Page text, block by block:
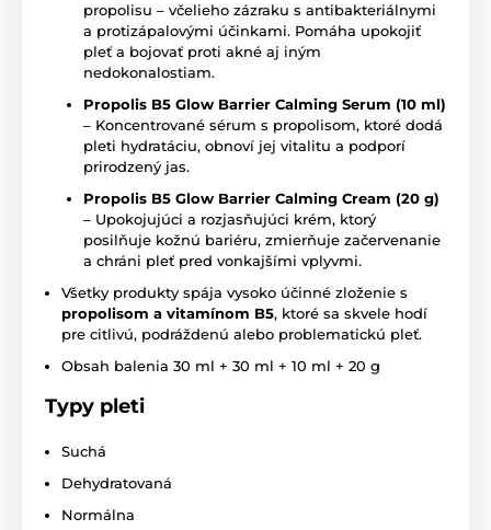
propolisu – včelieho zázraku s antibakteriálnymi
a protizápalovými účinkami. Pomáha upokojiť
pleť a bojovať proti akné aj iným
nedokonalostiam.
Propolis B5 Glow Barrier Calming Serum (10 ml)
– Koncentrované sérum s propolisom, ktoré dodá
pleti hydratáciu, obnoví jej vitalitu a podporí
prirodzený jas.
Propolis B5 Glow Barrier Calming Cream (20 g)
– Upokojujúci a rozjasňujúci krém, ktorý
posilňuje kožnú bariéru, zmierňuje začervenanie
a chráni pleť pred vonkajšími vplyvmi.
Všetky produkty spája vysoko účinné zloženie s
propolisom a vitamínom B5, ktoré sa skvele hodí
pre citlivú, podráždenú alebo problematickú pleť.
Obsah balenia 30 ml + 30 ml + 10 ml + 20 g
Typy pleti
Suchá
Dehydratovaná
Normálna